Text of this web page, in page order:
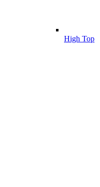
High Top